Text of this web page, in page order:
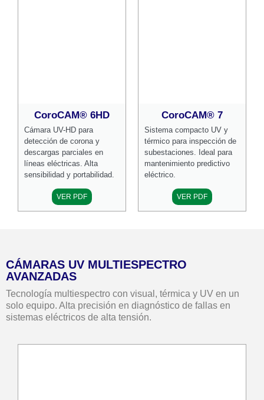
CoroCAM® 6HD
Cámara UV-HD para
detección de corona y
descargas parciales en
líneas eléctricas. Alta
sensibilidad y portabilidad.
VER PDF
CoroCAM® 7
Sistema compacto UV y
térmico para inspección de
subestaciones. Ideal para
mantenimiento predictivo
eléctrico.
VER PDF
CÁMARAS UV MULTIESPECTRO
AVANZADAS
Tecnología multiespectro con visual, térmica y UV en un
solo equipo. Alta precisión en diagnóstico de fallas en
sistemas eléctricos de alta tensión.